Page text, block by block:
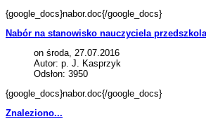
{google_docs}nabor.doc{/google_docs}
Nabór na stanowisko nauczyciela przedszkola
on środa, 27.07.2016
Autor: p. J. Kasprzyk
Odsłon: 3950
{google_docs}nabor.doc{/google_docs}
Znaleziono...